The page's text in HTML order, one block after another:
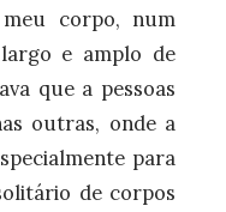
corpo, num
e amplo de
que a pessoas
outras, onde a
para
de corpos